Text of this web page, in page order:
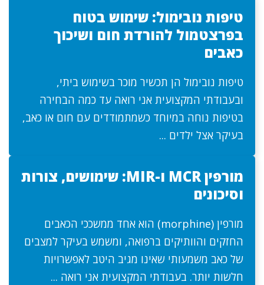
טיפות נובימול: שימוש בטוח
בפרצטמול להורדת חום ושיכוך
כאבים
טיפות נובימול הן תכשיר מוכר בשימוש ביתי,
ובעבודתי המקצועית אני רואה עד כמה הבחירה
בטיפות נוחה במיוחד כשמתמודדים עם חום או כאב,
בעיקר אצל ילדים ...
מורפין MCR ו-MIR: שימושים, צורות
וסיכונים
מורפין (morphine) הוא אחד ממשככי הכאבים
החזקים והוותיקים ברפואה, ומשמש בעיקר למצבים
של כאב משמעותי שאינו מגיב היטב לאפשרויות
חלשות יותר. בעבודתי המקצועית אני רואה ...